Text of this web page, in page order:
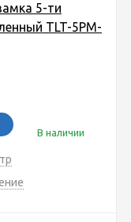
5-ти
TLT-5PM-
В наличии